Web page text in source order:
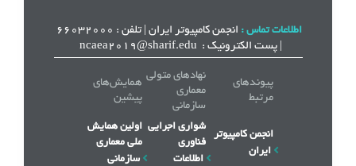
اطلاعات تماس :
| پست الکترونیک : ncaea2019@sharif.edu
همایش‌های
پیشین
نهادهای متولی
معماری
سازمانی
پیوندهای
مرتبط
اولین همایش
ملی معماری
سازمانی
شواری اجرایی
فناوری
اطلاعات
انجمن کامپیوتر
ایران